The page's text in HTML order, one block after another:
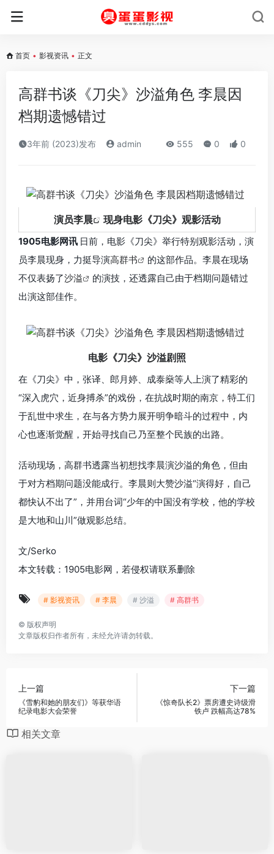
首页 • 影视资讯 • 正文
高群书谈《刀尖》沙溢角色 李晨因
档期遗憾错过
3年前 (2023)发布 admin 555 0 0
演员李晨 现身电影《刀尖》观影活动
1905电影网讯 日前，电影《刀尖》举行特别观影活动，演
员李晨现身，力挺导演高群书
的这部作品。李晨在现场
不仅表扬了沙溢 的演技，还透露自己由于档期问题错过
出演这部佳作。
电影《刀尖》沙溢剧照
在《刀尖》中，张译、郎月婷、成泰燊等人上演了精彩的
“深入虎穴，近身搏杀”的戏份，在抗战时期的南京，特工们
于乱世中求生，在与各方势力展开明争暗斗的过程中，内
心也逐渐觉醒，开始寻找自己乃至整个民族的出路。
活动现场，高群书透露当初想找李晨演沙溢的角色，但由
于对方档期问题没能成行。李晨则大赞沙溢“演得好，自己
都快认不出了”，并用台词“少年的中国没有学校，他的学校
是大地和山川”做观影总结。
文/Serko
本文转载：1905电影网，若侵权请联系删除
# 影视资讯 # 李晨 # 沙溢 # 高群书
© 版权声明
文章版权归作者所有，未经允许请勿转载。
上一篇
《雪豹和她的朋友们》等获华语
纪录电影大会荣誉
下一篇
《惊奇队长2》票房遭史诗级滑
铁卢 跌幅高达78%
相关文章